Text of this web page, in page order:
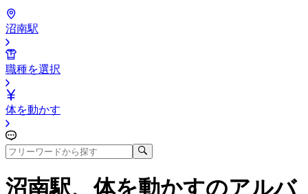
沼南駅
職種を選択
体を動かす
沼南駅、体を動かすのアルバ